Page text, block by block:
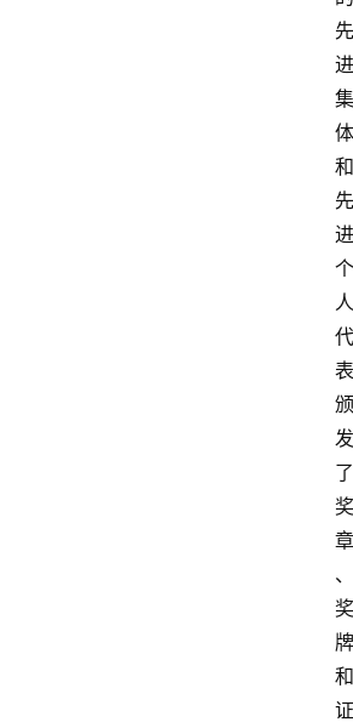
先
进
集
体
和
先
进
个
人
代
表
颁
发
了
奖
章
、
奖
牌
和
证